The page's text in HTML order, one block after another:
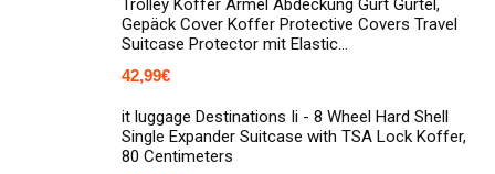
Trolley Koffer Ärmel Abdeckung Gurt Gürtel,
Gepäck Cover Koffer Protective Covers Travel
Suitcase Protector mit Elastic…
42,99€
it luggage Destinations Ii - 8 Wheel Hard Shell
Single Expander Suitcase with TSA Lock Koffer,
80 Centimeters